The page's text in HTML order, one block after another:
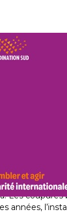
des
Les coupures
années,